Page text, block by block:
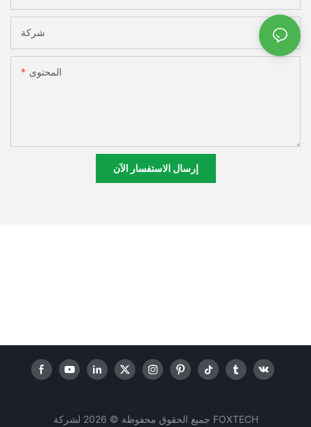
شركة
المحتوى
إرسال الاستفسار الآن
جميع الحقوق محفوظة © 2026 لشركة FOXTECH